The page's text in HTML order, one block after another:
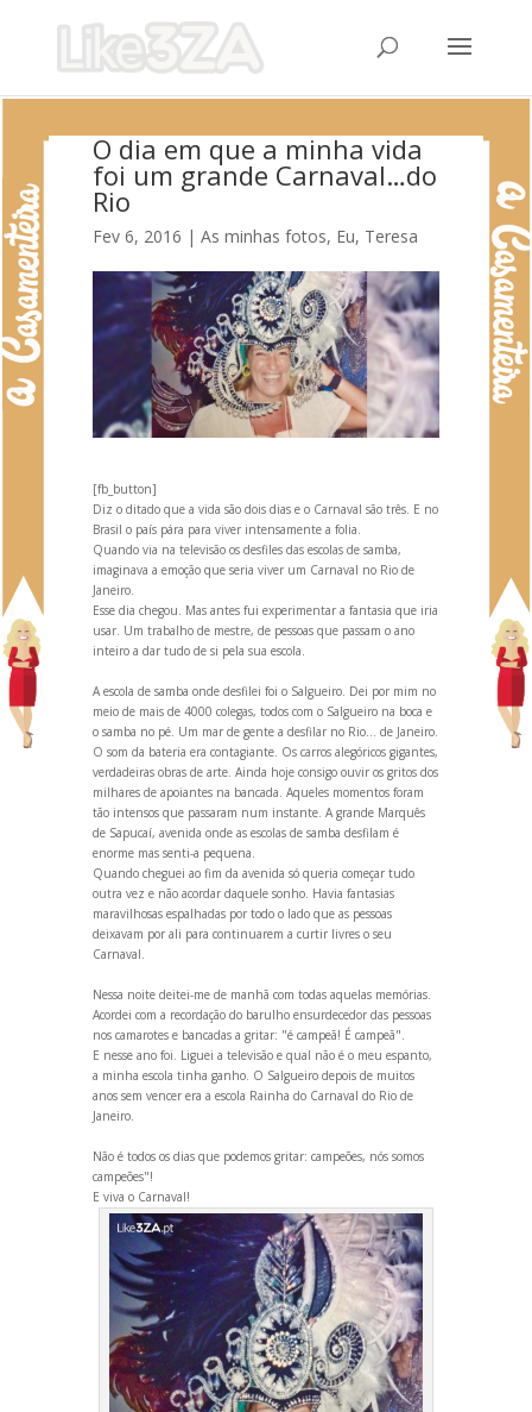
O dia em que a minha vida
foi um grande Carnaval…do
Rio
Fev 6, 2016 | As minhas fotos, Eu, Teresa
[fb_button]
Diz o ditado que a vida são dois dias e o Carnaval são três. E no
Brasil o país pára para viver intensamente a folia.
Quando via na televisão os desfiles das escolas de samba,
imaginava a emoção que seria viver um Carnaval no Rio de
Janeiro.
Esse dia chegou. Mas antes fui experimentar a fantasia que iria
usar. Um trabalho de mestre, de pessoas que passam o ano
inteiro a dar tudo de si pela sua escola.
A escola de samba onde desfilei foi o Salgueiro. Dei por mim no
meio de mais de 4000 colegas, todos com o Salgueiro na boca e
o samba no pé. Um mar de gente a desfilar no Rio... de Janeiro.
O som da bateria era contagiante. Os carros alegóricos gigantes,
verdadeiras obras de arte. Ainda hoje consigo ouvir os gritos dos
milhares de apoiantes na bancada. Aqueles momentos foram
tão intensos que passaram num instante. A grande Marquês
de Sapucaí, avenida onde as escolas de samba desfilam é
enorme mas senti-a pequena.
Quando cheguei ao fim da avenida só queria começar tudo
outra vez e não acordar daquele sonho. Havia fantasias
maravilhosas espalhadas por todo o lado que as pessoas
deixavam por ali para continuarem a curtir livres o seu
Carnaval.
Nessa noite deitei-me de manhã com todas aquelas memórias.
Acordei com a recordação do barulho ensurdecedor das pessoas
nos camarotes e bancadas a gritar: "é campeã! É campeã".
E nesse ano foi. Liguei a televisão e qual não é o meu espanto,
a minha escola tinha ganho. O Salgueiro depois de muitos
anos sem vencer era a escola Rainha do Carnaval do Rio de
Janeiro.
Não é todos os dias que podemos gritar: campeões, nós somos
campeões"!
E viva o Carnaval!